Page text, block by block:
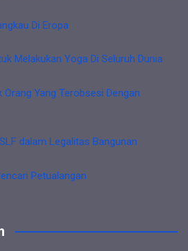
Di Eropa
Melakukan Yoga Di Seluruh Dunia
Yang Terobsesi Dengan
dalam Legalitas Bangunan
Petualangan